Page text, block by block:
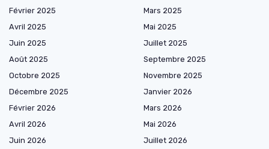
Février 2025
Mars 2025
Avril 2025
Mai 2025
Juin 2025
Juillet 2025
Août 2025
Septembre 2025
Octobre 2025
Novembre 2025
Décembre 2025
Janvier 2026
Février 2026
Mars 2026
Avril 2026
Mai 2026
Juin 2026
Juillet 2026